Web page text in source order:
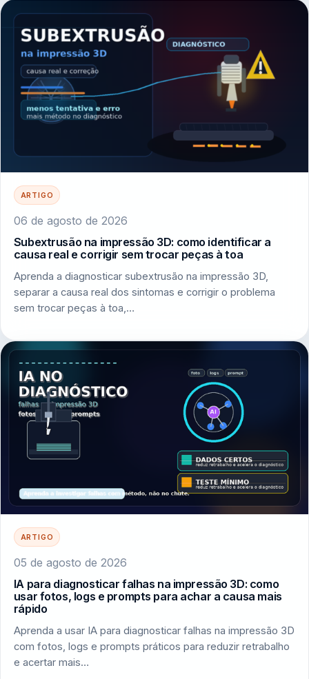
ARTIGO
06 de agosto de 2026
Subextrusão na impressão 3D: como identificar a
causa real e corrigir sem trocar peças à toa
Aprenda a diagnosticar subextrusão na impressão 3D,
separar a causa real dos sintomas e corrigir o problema
sem trocar peças à toa,…
ARTIGO
05 de agosto de 2026
IA para diagnosticar falhas na impressão 3D: como
usar fotos, logs e prompts para achar a causa mais
rápido
Aprenda a usar IA para diagnosticar falhas na impressão 3D
com fotos, logs e prompts práticos para reduzir retrabalho
e acertar mais…